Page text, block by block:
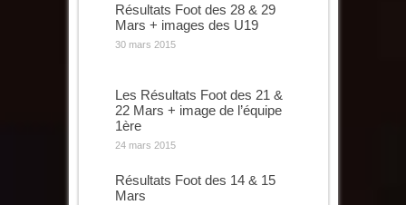
Résultats Foot des 28 & 29
Mars + images des U19
30 mars 2015
Les Résultats Foot des 21 &
22 Mars + image de l’équipe
1ère
24 mars 2015
Résultats Foot des 14 & 15
Mars